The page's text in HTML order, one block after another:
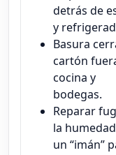
detrás de
y
Basura
cartón
cocina y
bodegas.
Reparar
la
un “imán”